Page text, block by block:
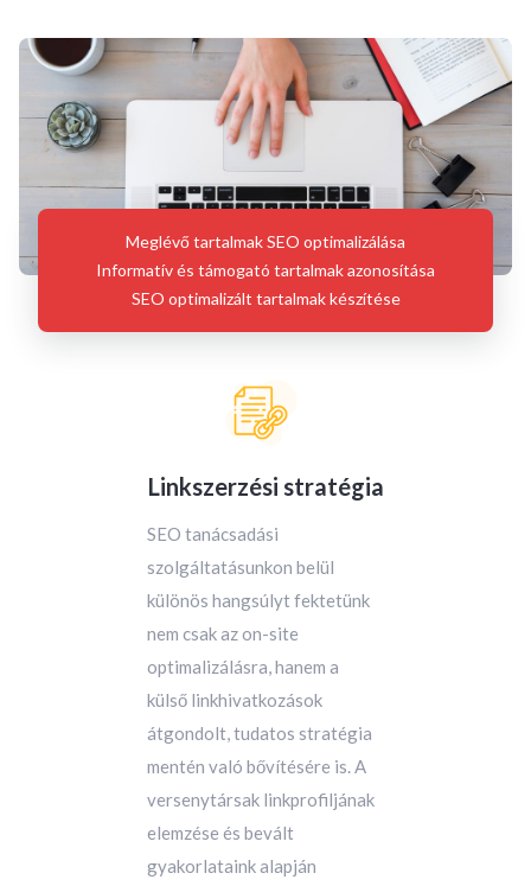
Meglévő tartalmak SEO optimalizálása
Informatív és támogató tartalmak azonosítása
SEO optimalizált tartalmak készítése
Linkszerzési stratégia
SEO tanácsadási
szolgáltatásunkon belül
különös hangsúlyt fektetünk
nem csak az on-site
optimalizálásra, hanem a
külső linkhivatkozások
átgondolt, tudatos stratégia
mentén való bővítésére is. A
versenytársak linkprofiljának
elemzése és bevált
gyakorlataink alapján